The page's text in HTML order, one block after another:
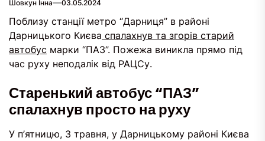
Шовкун Інна 03.05.2024
Поблизу станції метро “Дарниця” в районі
Дарницького Києва спалахнув та згорів старий
автобус марки “ПАЗ”. Пожежа виникла прямо під
час руху неподалік від РАЦСу.
Старенький автобус “ПАЗ”
спалахнув просто на руху
У п’ятницю, 3 травня, у Дарницькому районі Києва